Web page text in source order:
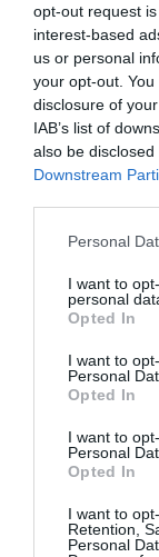
opt-out request
interest-based
us or personal
your opt-out.
disclosure of
IAB’s list of
also be
Downstream
Please note that
not limited to
grant or deny
use your data
consent section.
Personal
I want to
personal
Opted In
I want to
Personal
Opted In
I want to
Personal
Opted In
I want to
Retention,
Personal
Σ. Καλαφάτης:
Τεχνητή
δεν είναι
νέα
μια νέα
επανάσταση»
31.07.2026
Νέος οδηγός
για τη
των ελληνικών
χώρο της
Η πιο
βαλίτσα του
καλοκαιριού
υπογραφή της
31.07.2026